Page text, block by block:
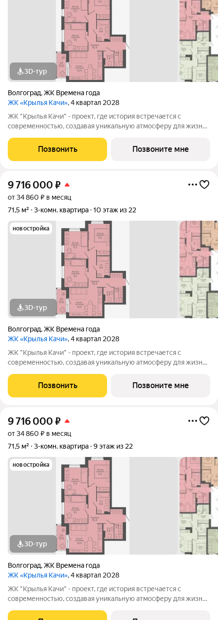
3D-тур
Волгоград,ЖК Времена года
ЖК «Крылья Качи», 4 квартал 2028
ЖК "Крылья Качи" - проект, где история встречается с
современностью, создавая уникальную атмосферу для жизни.
Дзержинского района Волгограда - в микрорайоне Кача, по
ул.Трехгорная, 27 и ул.Витимская.
Позвонить Позвоните мне
9 716 000 ₽
от 34 860 ₽ в месяц
71,5 м²
3-комн. квартира 10 этаж из 22
новостройка
3D-тур
Волгоград,ЖК Времена года
ЖК «Крылья Качи», 4 квартал 2028
ЖК "Крылья Качи" - проект, где история встречается с
современностью, создавая уникальную атмосферу для жизни.
Дзержинского района Волгограда - в микрорайоне Кача, по
ул.Трехгорная, 27 и ул.Витимская.
Позвонить Позвоните мне
9 716 000 ₽
от 34 860 ₽ в месяц
71,5 м²
3-комн. квартира 9 этаж из 22
новостройка
3D-тур
Волгоград,ЖК Времена года
ЖК «Крылья Качи», 4 квартал 2028
ЖК "Крылья Качи" - проект, где история встречается с
современностью, создавая уникальную атмосферу для жизни.
Дзержинского района Волгограда - в микрорайоне Кача, по